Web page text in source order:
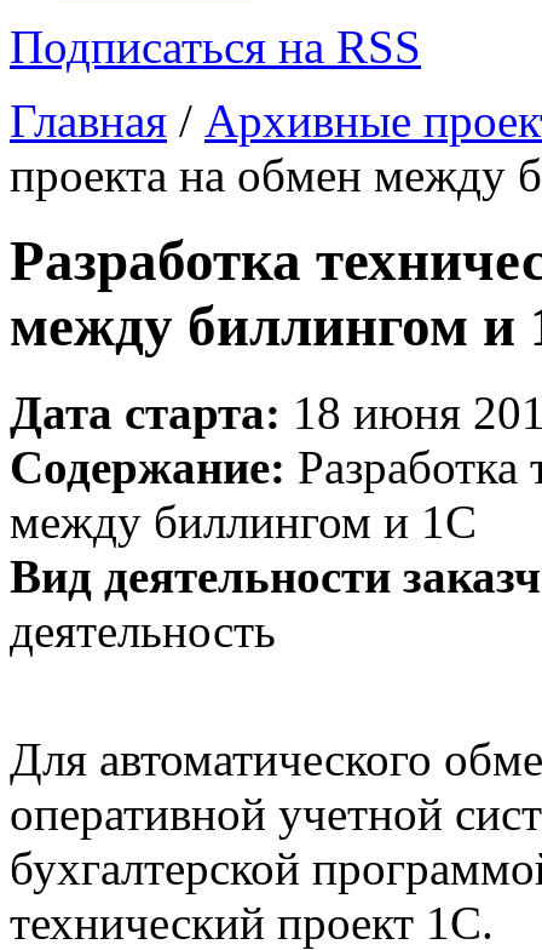
Подписаться на RSS
Главная / Архивные
проекта на обмен между
Разработка
между биллингом и
Дата старта: 18 июня
Содержание: Разработка
между биллингом и 1С
Вид деятельности
деятельность
Для автоматического
оперативной учетной
бухгалтерской
технический проект 1С.